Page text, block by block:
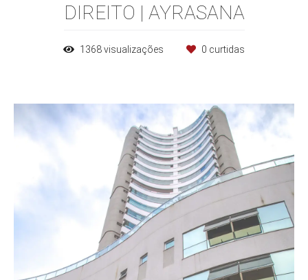
DIREITO | AYRASANA
1368visualizações 0 curtidas